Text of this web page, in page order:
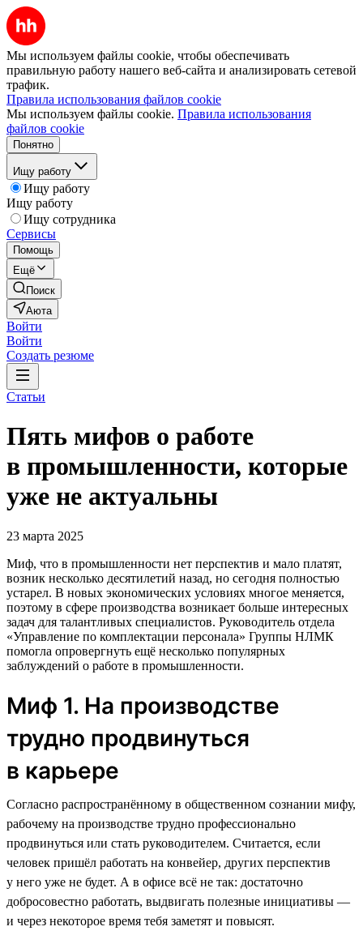
Мы используем файлы cookie, чтобы обеспечивать
правильную работу нашего веб-сайта и анализировать сетевой
трафик.
Правила использования файлов cookie
Мы используем файлы cookie. Правила использования
файлов cookie
Понятно
Ищу работу
Ищу работу
Ищу работу
Ищу сотрудника
Сервисы
Помощь
Ещё
Поиск
Аюта
Войти
Войти
Создать резюме
Статьи
Пять мифов о работе
в промышленности, которые
уже не актуальны
23 марта 2025
Миф, что в промышленности нет перспектив и мало платят,
возник несколько десятилетий назад, но сегодня полностью
устарел. В новых экономических условиях многое меняется,
поэтому в сфере производства возникает больше интересных
задач для талантливых специалистов. Руководитель отдела
«Управление по комплектации персонала» Группы НЛМК
помогла опровергнуть ещё несколько популярных
заблуждений о работе в промышленности.
Миф 1. На производстве
трудно продвинуться
в карьере
Согласно распространённому в общественном сознании мифу,
рабочему на производстве трудно профессионально
продвинуться или стать руководителем. Считается, если
человек пришёл работать на конвейер, других перспектив
у него уже не будет. А в офисе всё не так: достаточно
добросовестно работать, выдвигать полезные инициативы —
и через некоторое время тебя заметят и повысят.